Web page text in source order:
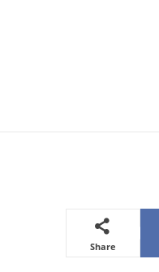
Share